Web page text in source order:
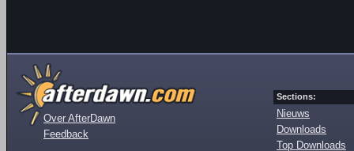
Over AfterDawn
Feedback
Sections:
Nieuws
Downloads
Top Downloads